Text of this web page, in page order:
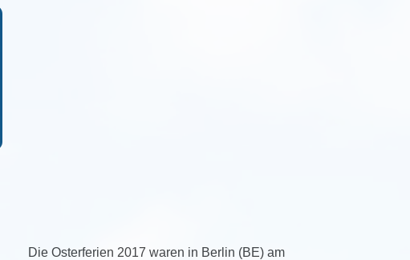
Die Osterferien 2017 waren in Berlin (BE) am